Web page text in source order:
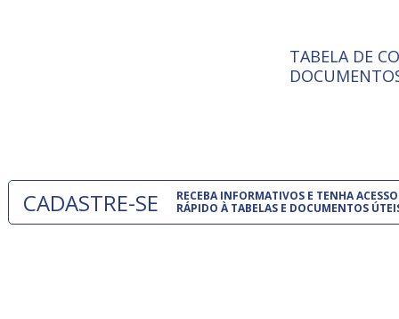
ISO 9001:
A
TABELA DE
CADASTRE-SE
RECEBA INFORMATIVOS E TENHA ACESSO
RÁPIDO À TABELAS E DOCUMENTOS